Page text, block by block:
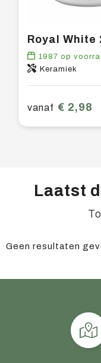
Royal White
1987 op
Keramiek
vanaf € 2,98
Laatst
Geen resultaten